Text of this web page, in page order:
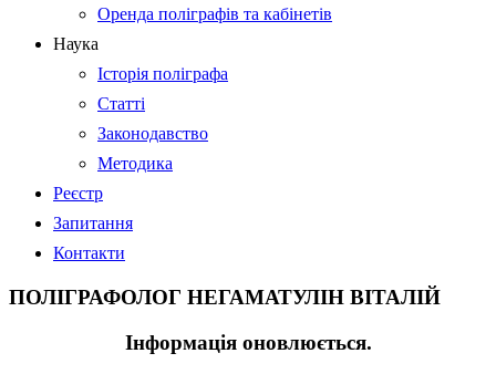
Оренда поліграфів та кабінетів
Наука
Історія поліграфа
Статті
Законодавство
Методика
Реєстр
Запитання
Контакти
ПОЛІГРАФОЛОГ НЕГАМАТУЛІН ВІТАЛІЙ
Інформація оновлюється.